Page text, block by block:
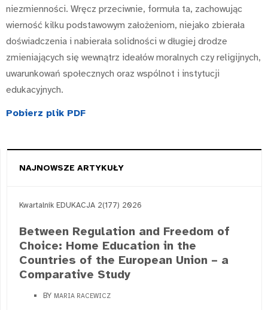
niezmienności. Wręcz przeciwnie, formuła ta, zachowując
wierność kilku podstawowym założeniom, niejako zbierała
doświadczenia i nabierała solidności w długiej drodze
zmieniających się wewnątrz ideałów moralnych czy religijnych,
uwarunkowań społecznych oraz wspólnot i instytucji
edukacyjnych.
Pobierz plik PDF
NAJNOWSZE ARTYKUŁY
Kwartalnik EDUKACJA 2(177) 2026
Between Regulation and Freedom of
Choice: Home Education in the
Countries of the European Union – a
Comparative Study
BY MARIA RACEWICZ